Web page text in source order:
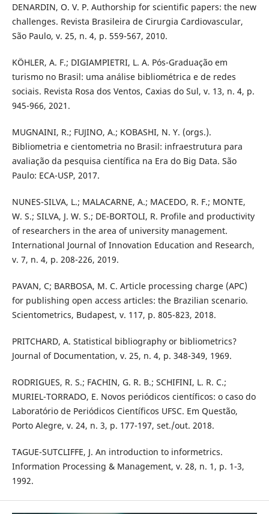
DENARDIN, O. V. P. Authorship for scientific papers: the new
challenges. Revista Brasileira de Cirurgia Cardiovascular,
São Paulo, v. 25, n. 4, p. 559-567, 2010.
KÖHLER, A. F.; DIGIAMPIETRI, L. A. Pós-Graduação em
turismo no Brasil: uma análise bibliométrica e de redes
sociais. Revista Rosa dos Ventos, Caxias do Sul, v. 13, n. 4, p.
945-966, 2021.
MUGNAINI, R.; FUJINO, A.; KOBASHI, N. Y. (orgs.).
Bibliometria e cientometria no Brasil: infraestrutura para
avaliação da pesquisa científica na Era do Big Data. São
Paulo: ECA-USP, 2017.
NUNES-SILVA, L.; MALACARNE, A.; MACEDO, R. F.; MONTE,
W. S.; SILVA, J. W. S.; DE-BORTOLI, R. Profile and productivity
of researchers in the area of university management.
International Journal of Innovation Education and Research,
v. 7, n. 4, p. 208-226, 2019.
PAVAN, C; BARBOSA, M. C. Article processing charge (APC)
for publishing open access articles: the Brazilian scenario.
Scientometrics, Budapest, v. 117, p. 805-823, 2018.
PRITCHARD, A. Statistical bibliography or bibliometrics?
Journal of Documentation, v. 25, n. 4, p. 348-349, 1969.
RODRIGUES, R. S.; FACHIN, G. R. B.; SCHIFINI, L. R. C.;
MURIEL-TORRADO, E. Novos periódicos científicos: o caso do
Laboratório de Periódicos Científicos UFSC. Em Questão,
Porto Alegre, v. 24, n. 3, p. 177-197, set./out. 2018.
TAGUE-SUTCLIFFE, J. An introduction to informetrics.
Information Processing & Management, v. 28, n. 1, p. 1-3,
1992.